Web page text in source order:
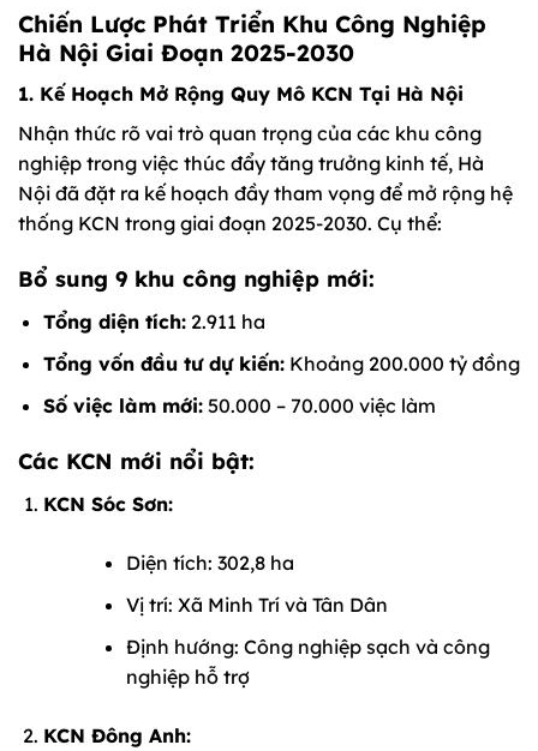
Chiến Lược Phát Triển Khu Công Nghiệp
Hà Nội Giai Đoạn 2025-2030
1. Kế Hoạch Mở Rộng Quy Mô KCN Tại Hà Nội
Nhận thức rõ vai trò quan trọng của các khu công
nghiệp trong việc thúc đẩy tăng trưởng kinh tế, Hà
Nội đã đặt ra kế hoạch đầy tham vọng để mở rộng hệ
thống KCN trong giai đoạn 2025-2030. Cụ thể:
Bổ sung 9 khu công nghiệp mới:
Tổng diện tích:2.911 ha
Tổng vốn đầu tư dự kiến:Khoảng 200.000 tỷ đồng
Số việc làm mới:50.000 – 70.000 việc làm
Các KCN mới nổi bật:
KCN Sóc Sơn:
Diện tích: 302,8 ha
Vị trí: Xã Minh Trí và Tân Dân
Định hướng: Công nghiệp sạch và công
nghiệp hỗ trợ
KCN Đông Anh: